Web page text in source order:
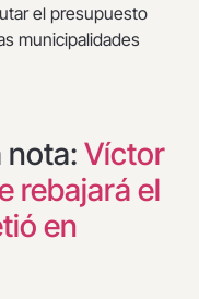
el presupuesto
municipalidades
nota: Víctor
rebajará el
en